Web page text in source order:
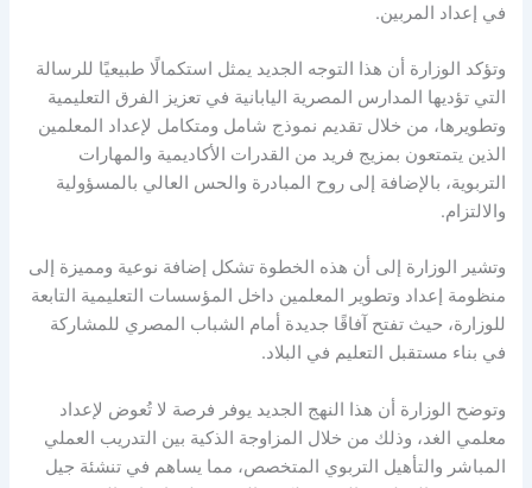
في إعداد المربين.
وتؤكد الوزارة أن هذا التوجه الجديد يمثل استكمالًا طبيعيًا للرسالة
التي تؤديها المدارس المصرية اليابانية في تعزيز الفرق التعليمية
وتطويرها، من خلال تقديم نموذج شامل ومتكامل لإعداد المعلمين
الذين يتمتعون بمزيج فريد من القدرات الأكاديمية والمهارات
التربوية، بالإضافة إلى روح المبادرة والحس العالي بالمسؤولية
والالتزام.
وتشير الوزارة إلى أن هذه الخطوة تشكل إضافة نوعية ومميزة إلى
منظومة إعداد وتطوير المعلمين داخل المؤسسات التعليمية التابعة
للوزارة، حيث تفتح آفاقًا جديدة أمام الشباب المصري للمشاركة
في بناء مستقبل التعليم في البلاد.
وتوضح الوزارة أن هذا النهج الجديد يوفر فرصة لا تُعوض لإعداد
معلمي الغد، وذلك من خلال المزاوجة الذكية بين التدريب العملي
المباشر والتأهيل التربوي المتخصص، مما يساهم في تنشئة جيل